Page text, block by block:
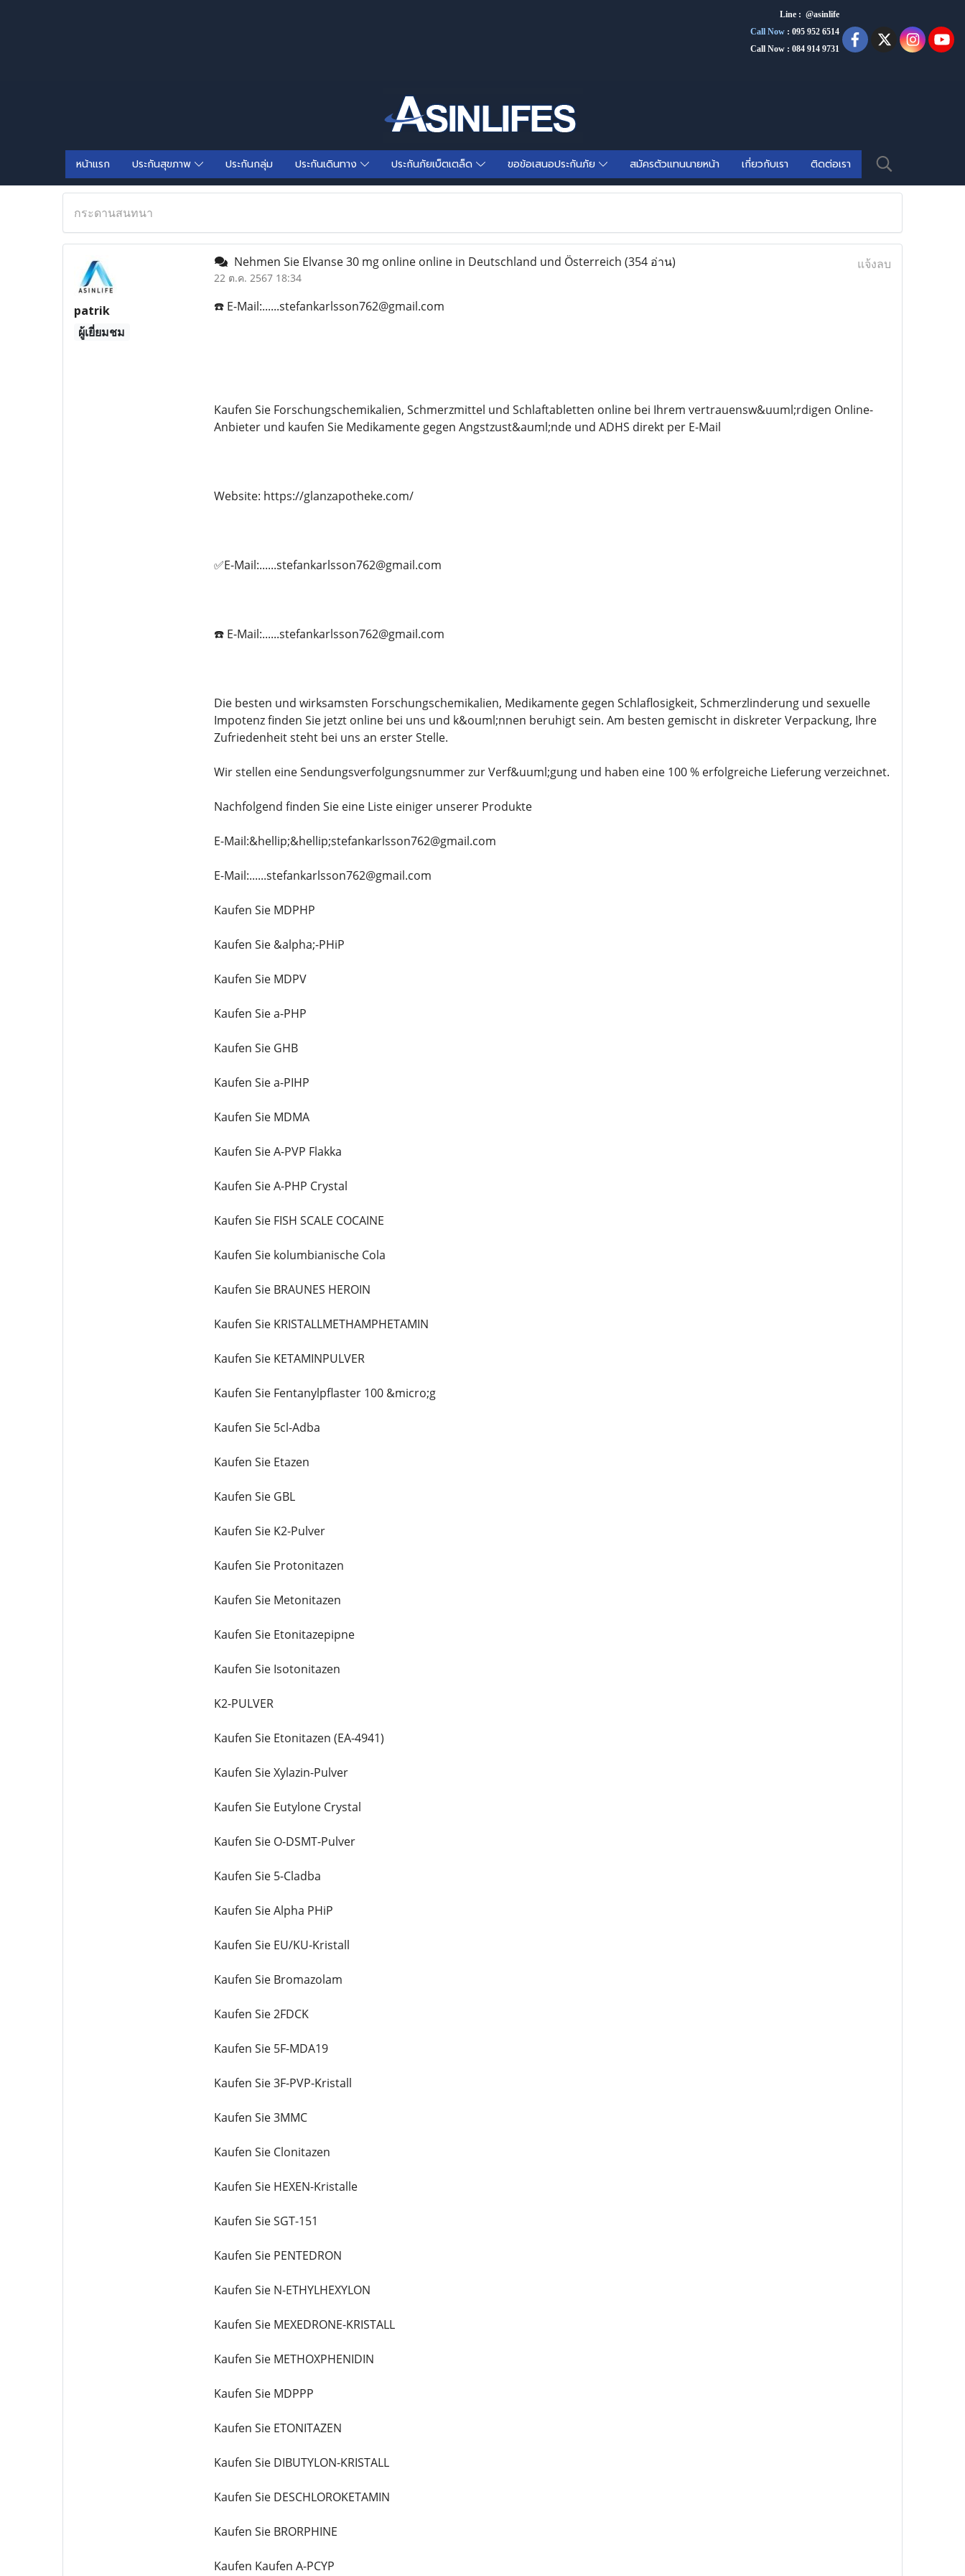
Line : @asinlife
Call Now : 095 952 6514
Call Now : 084 914 9731
หน้าแรก ประกันสุขภาพ ประกันกลุ่ม ประกันเดินทาง ประกันภัยเบ็ตเตล็ด ขอข้อเสนอประกันภัย สมัครตัวแทนนายหน้า เกี่ยวกับเรา ติดต่อเรา
กระดานสนทนา
patrik
ผู้เยี่ยมชม
Nehmen Sie Elvanse 30 mg online online in Deutschland und Österreich (354 อ่าน)
22 ต.ค. 2567 18:34
แจ้งลบ
☎️ E-Mail:......stefankarlsson762@gmail.com
Kaufen Sie Forschungschemikalien, Schmerzmittel und Schlaftabletten online bei Ihrem vertrauensw&uuml;rdigen Online-
Anbieter und kaufen Sie Medikamente gegen Angstzust&auml;nde und ADHS direkt per E-Mail
Website: https://glanzapotheke.com/
✅E-Mail:......stefankarlsson762@gmail.com
☎️ E-Mail:......stefankarlsson762@gmail.com
Die besten und wirksamsten Forschungschemikalien, Medikamente gegen Schlaflosigkeit, Schmerzlinderung und sexuelle
Impotenz finden Sie jetzt online bei uns und k&ouml;nnen beruhigt sein. Am besten gemischt in diskreter Verpackung, Ihre
Zufriedenheit steht bei uns an erster Stelle.
Wir stellen eine Sendungsverfolgungsnummer zur Verf&uuml;gung und haben eine 100 % erfolgreiche Lieferung verzeichnet.
Nachfolgend finden Sie eine Liste einiger unserer Produkte
E-Mail:&hellip;&hellip;stefankarlsson762@gmail.com
E-Mail:......stefankarlsson762@gmail.com
Kaufen Sie MDPHP
Kaufen Sie &alpha;-PHiP
Kaufen Sie MDPV
Kaufen Sie a-PHP
Kaufen Sie GHB
Kaufen Sie a-PIHP
Kaufen Sie MDMA
Kaufen Sie A-PVP Flakka
Kaufen Sie A-PHP Crystal
Kaufen Sie FISH SCALE COCAINE
Kaufen Sie kolumbianische Cola
Kaufen Sie BRAUNES HEROIN
Kaufen Sie KRISTALLMETHAMPHETAMIN
Kaufen Sie KETAMINPULVER
Kaufen Sie Fentanylpflaster 100 &micro;g
Kaufen Sie 5cl-Adba
Kaufen Sie Etazen
Kaufen Sie GBL
Kaufen Sie K2-Pulver
Kaufen Sie Protonitazen
Kaufen Sie Metonitazen
Kaufen Sie Etonitazepipne
Kaufen Sie Isotonitazen
K2-PULVER
Kaufen Sie Etonitazen (EA-4941)
Kaufen Sie Xylazin-Pulver
Kaufen Sie Eutylone Crystal
Kaufen Sie O-DSMT-Pulver
Kaufen Sie 5-Cladba
Kaufen Sie Alpha PHiP
Kaufen Sie EU/KU-Kristall
Kaufen Sie Bromazolam
Kaufen Sie 2FDCK
Kaufen Sie 5F-MDA19
Kaufen Sie 3F-PVP-Kristall
Kaufen Sie 3MMC
Kaufen Sie Clonitazen
Kaufen Sie HEXEN-Kristalle
Kaufen Sie SGT-151
Kaufen Sie PENTEDRON
Kaufen Sie N-ETHYLHEXYLON
Kaufen Sie MEXEDRONE-KRISTALL
Kaufen Sie METHOXPHENIDIN
Kaufen Sie MDPPP
Kaufen Sie ETONITAZEN
Kaufen Sie DIBUTYLON-KRISTALL
Kaufen Sie DESCHLOROKETAMIN
Kaufen Sie BRORPHINE
Kaufen Kaufen A-PCYP